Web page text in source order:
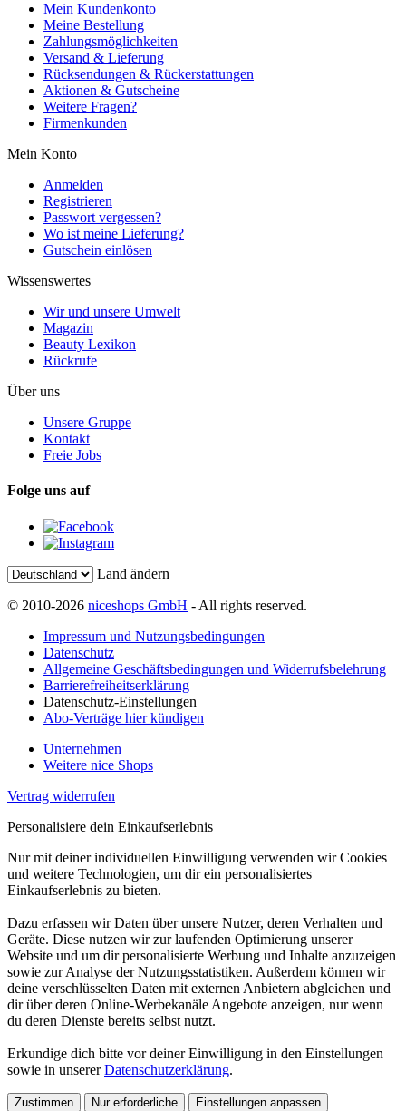
Mein Kundenkonto
Meine Bestellung
Zahlungsmöglichkeiten
Versand & Lieferung
Rücksendungen & Rückerstattungen
Aktionen & Gutscheine
Weitere Fragen?
Firmenkunden
Mein Konto
Anmelden
Registrieren
Passwort vergessen?
Wo ist meine Lieferung?
Gutschein einlösen
Wissenswertes
Wir und unsere Umwelt
Magazin
Beauty Lexikon
Rückrufe
Über uns
Unsere Gruppe
Kontakt
Freie Jobs
Folge uns auf
Land ändern
© 2010-2026 niceshops GmbH - All rights reserved.
Impressum und Nutzungsbedingungen
Datenschutz
Allgemeine Geschäftsbedingungen und Widerrufsbelehrung
Barrierefreiheitserklärung
Datenschutz-Einstellungen
Abo-Verträge hier kündigen
Unternehmen
Weitere nice Shops
Vertrag widerrufen
Personalisiere dein Einkaufserlebnis
Nur mit deiner individuellen Einwilligung verwenden wir Cookies
und weitere Technologien, um dir ein personalisiertes
Einkaufserlebnis zu bieten.
Dazu erfassen wir Daten über unsere Nutzer, deren Verhalten und
Geräte. Diese nutzen wir zur laufenden Optimierung unserer
Website und um dir personalisierte Werbung und Inhalte anzuzeigen
sowie zur Analyse der Nutzungsstatistiken. Außerdem können wir
deine verschlüsselten Daten mit externen Anbietern abgleichen und
dir über deren Online-Werbekanäle Angebote anzeigen, nur wenn
du deren Dienste bereits selbst nutzt.
Erkundige dich bitte vor deiner Einwilligung in den Einstellungen
sowie in unsererDatenschutzerklärung.
Zustimmen Nur erforderliche Einstellungen anpassen